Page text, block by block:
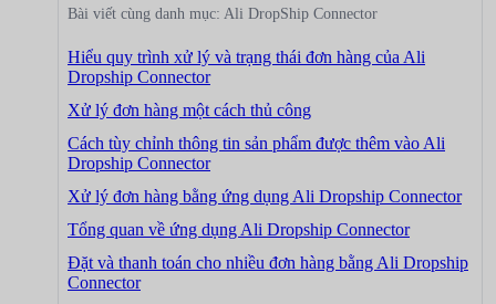
Bài viết cùng danh mục: Ali DropShip Connector
Hiểu quy trình xử lý và trạng thái đơn hàng của Ali
Dropship Connector
Xử lý đơn hàng một cách thủ công
Cách tùy chỉnh thông tin sản phẩm được thêm vào Ali
Dropship Connector
Xử lý đơn hàng bằng ứng dụng Ali Dropship Connector
Tổng quan về ứng dụng Ali Dropship Connector
Đặt và thanh toán cho nhiều đơn hàng bằng Ali Dropship
Connector